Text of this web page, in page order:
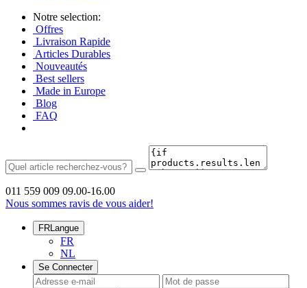
Notre selection:
Offres
Livraison Rapide
Articles Durables
Nouveautés
Best sellers
Made in Europe
Blog
FAQ
011 559 009 09.00-16.00
Nous sommes ravis de vous aider!
FRLangue
FR
NL
Se Connecter